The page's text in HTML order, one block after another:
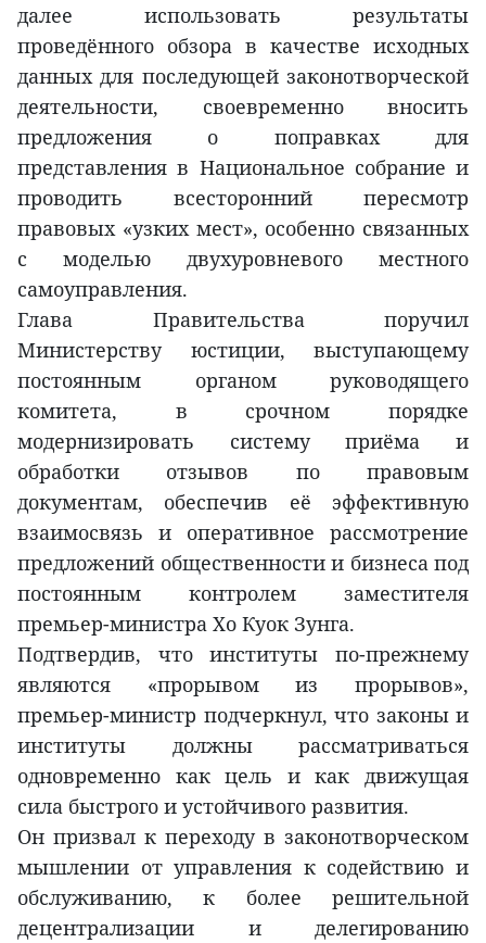
далее использовать результаты
проведённого обзора в качестве исходных
данных для последующей законотворческой
деятельности, своевременно вносить
предложения о поправках для
представления в Национальное собрание и
проводить всесторонний пересмотр
правовых «узких мест», особенно связанных
с моделью двухуровневого местного
самоуправления.
Глава Правительства поручил
Министерству юстиции, выступающему
постоянным органом руководящего
комитета, в срочном порядке
модернизировать систему приёма и
обработки отзывов по правовым
документам, обеспечив её эффективную
взаимосвязь и оперативное рассмотрение
предложений общественности и бизнеса под
постоянным контролем заместителя
премьер-министра Хо Куок Зунга.
Подтвердив, что институты по-прежнему
являются «прорывом из прорывов»,
премьер-министр подчеркнул, что законы и
институты должны рассматриваться
одновременно как цель и как движущая
сила быстрого и устойчивого развития.
Он призвал к переходу в законотворческом
мышлении от управления к содействию и
обслуживанию, к более решительной
децентрализации и делегированию